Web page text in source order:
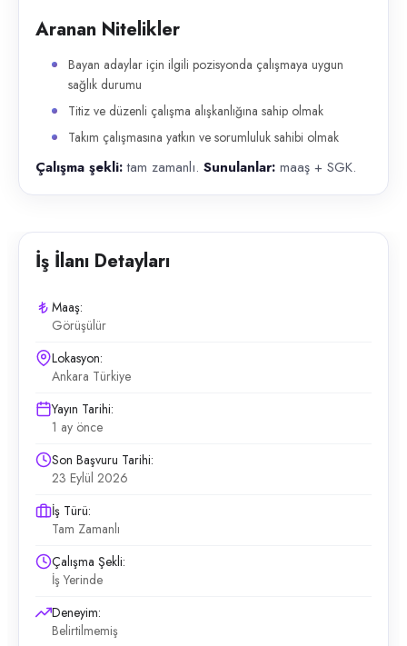
Aranan Nitelikler
Bayan adaylar için ilgili pozisyonda çalışmaya uygun
sağlık durumu
Titiz ve düzenli çalışma alışkanlığına sahip olmak
Takım çalışmasına yatkın ve sorumluluk sahibi olmak
Çalışma şekli:tam zamanlı. Sunulanlar: maaş + SGK.
İş İlanı Detayları
Maaş:
Görüşülür
Lokasyon:
Ankara Türkiye
Yayın Tarihi:
1 ay önce
Son Başvuru Tarihi:
23 Eylül 2026
İş Türü:
Tam Zamanlı
Çalışma Şekli:
İş Yerinde
Deneyim:
Belirtilmemiş